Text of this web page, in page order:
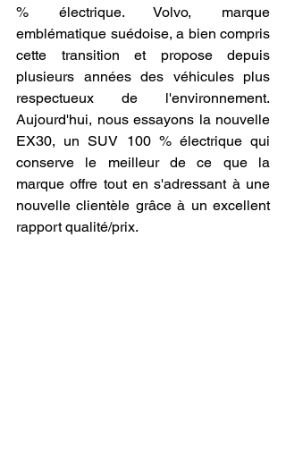
% électrique. Volvo, marque
emblématique suédoise, a bien compris
cette transition et propose depuis
plusieurs années des véhicules plus
respectueux de l'environnement.
Aujourd'hui, nous essayons la nouvelle
EX30, un SUV 100 % électrique qui
conserve le meilleur de ce que la
marque offre tout en s'adressant à une
nouvelle clientèle grâce à un excellent
rapport qualité/prix.